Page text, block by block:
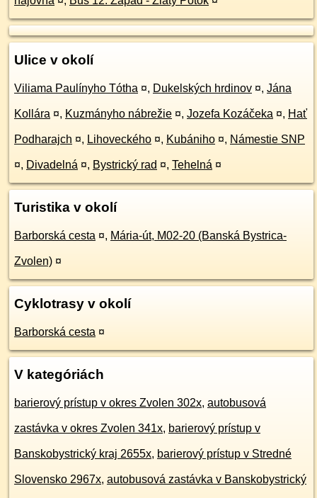
Ulice v okolí
Viliama Paulínyho Tótha ¤, Dukelských hrdinov ¤, Jána
Kollára ¤, Kuzmányho nábrežie ¤, Jozefa Kozáčeka ¤, Hať
Podharajch ¤, Lihoveckého ¤, Kubániho ¤, Námestie SNP
¤, Divadelná ¤, Bystrický rad ¤, Tehelná ¤
Turistika v okolí
Barborská cesta ¤, Mária-út, M02-20 (Banská Bystrica-
Zvolen) ¤
Cyklotrasy v okolí
Barborská cesta ¤
V kategóriách
barierový prístup v okres Zvolen 302x, autobusová
zastávka v okres Zvolen 341x, barierový prístup v
Banskobystrický kraj 2655x, barierový prístup v Stredné
Slovensko 2967x, autobusová zastávka v Banskobystrický